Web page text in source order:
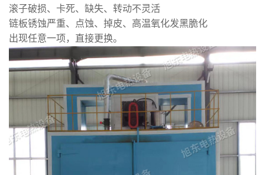
滚子破损、卡死、缺失、转动不灵活
链板锈蚀严重、点蚀、掉皮、高温氧化发黑脆化
出现任意一项，直接更换。